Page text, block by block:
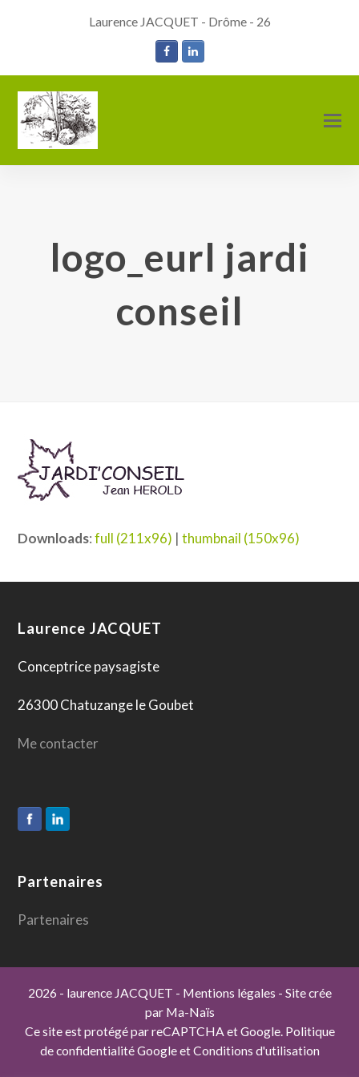
Laurence JACQUET - Drôme - 26
FacebookLinkedIn
logo_eurl jardi
conseil
Downloads:full (211x96) |thumbnail (150x96)
Laurence JACQUET
Conceptrice paysagiste
26300 Chatuzange le Goubet
Me contacter
Partenaires
Partenaires
2026 - laurence JACQUET - Mentions légales - Site crée
par Ma-Naïs
Ce site est protégé par reCAPTCHA et Google. Politique
de confidentialité GoogleetConditions d'utilisation